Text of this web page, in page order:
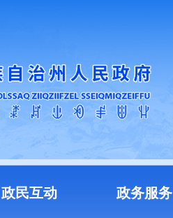
政民互动 政务服务